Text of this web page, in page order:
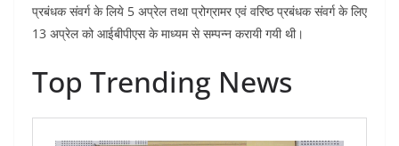
प्रबंधक संवर्ग के लिये 5 अप्रेल तथा प्रोग्रामर एवं वरिष्ठ प्रबंधक संवर्ग के लिए
13 अप्रेल को आईबीपीएस के माध्यम से सम्पन्न करायी गयी थी।
Top Trending News